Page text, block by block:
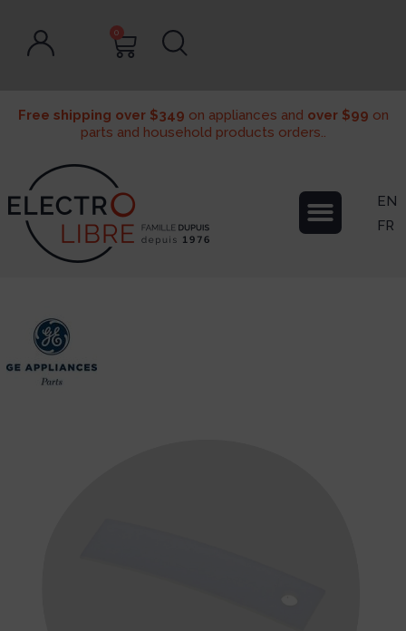
0
Free shipping over $349 on appliances and over $99 on
parts and household products orders..
EN
FR